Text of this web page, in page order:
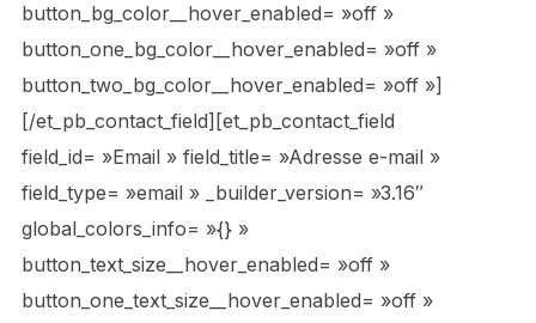
button_bg_color__hover_enabled= »off »
button_one_bg_color__hover_enabled= »off »
button_two_bg_color__hover_enabled= »off »]
[/et_pb_contact_field][et_pb_contact_field
field_id= »Email » field_title= »Adresse e-mail »
field_type= »email » _builder_version= »3.16″
global_colors_info= »{} »
button_text_size__hover_enabled= »off »
button_one_text_size__hover_enabled= »off »